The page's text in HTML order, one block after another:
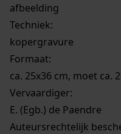
afbeelding
Techniek:
kopergravure
Formaat:
ca. 25x36 cm, moet ca.
Vervaardiger:
E. (Egb.) de Paendre
Auteursrechtelijk